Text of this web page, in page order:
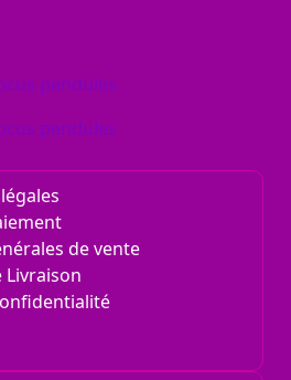
de vente
Livraison